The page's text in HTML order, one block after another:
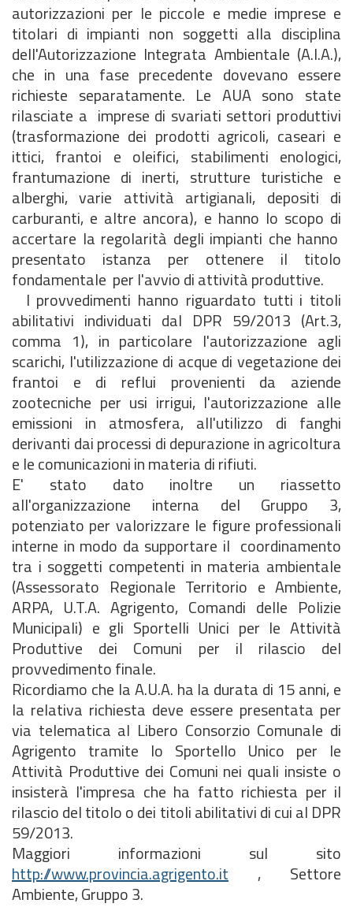
autorizzazioni per le piccole e medie imprese e
titolari di impianti non soggetti alla disciplina
dell'Autorizzazione Integrata Ambientale (A.I.A.),
che in una fase precedente dovevano essere
richieste separatamente. Le AUA sono state
rilasciate a imprese di svariati settori produttivi
(trasformazione dei prodotti agricoli, caseari e
ittici, frantoi e oleifici, stabilimenti enologici,
frantumazione di inerti, strutture turistiche e
alberghi, varie attività artigianali, depositi di
carburanti, e altre ancora), e hanno lo scopo di
accertare la regolarità degli impianti che hanno
presentato istanza per ottenere il titolo
fondamentale per l'avvio di attività produttive.
I provvedimenti hanno riguardato tutti i titoli
abilitativi individuati dal DPR 59/2013 (Art.3,
comma 1), in particolare l'autorizzazione agli
scarichi, l'utilizzazione di acque di vegetazione dei
frantoi e di reflui provenienti da aziende
zootecniche per usi irrigui, l'autorizzazione alle
emissioni in atmosfera, all'utilizzo di fanghi
derivanti dai processi di depurazione in agricoltura
e le comunicazioni in materia di rifiuti.
E' stato dato inoltre un riassetto
all'organizzazione interna del Gruppo 3,
potenziato per valorizzare le figure professionali
interne in modo da supportare il coordinamento
tra i soggetti competenti in materia ambientale
(Assessorato Regionale Territorio e Ambiente,
ARPA, U.T.A. Agrigento, Comandi delle Polizie
Municipali) e gli Sportelli Unici per le Attività
Produttive dei Comuni per il rilascio del
provvedimento finale.
Ricordiamo che la A.U.A. ha la durata di 15 anni, e
la relativa richiesta deve essere presentata per
via telematica al Libero Consorzio Comunale di
Agrigento tramite lo Sportello Unico per le
Attività Produttive dei Comuni nei quali insiste o
insisterà l'impresa che ha fatto richiesta per il
rilascio del titolo o dei titoli abilitativi di cui al DPR
59/2013.
Maggiori informazioni sul sito
http://www.provincia.agrigento.it , Settore
Ambiente, Gruppo 3.